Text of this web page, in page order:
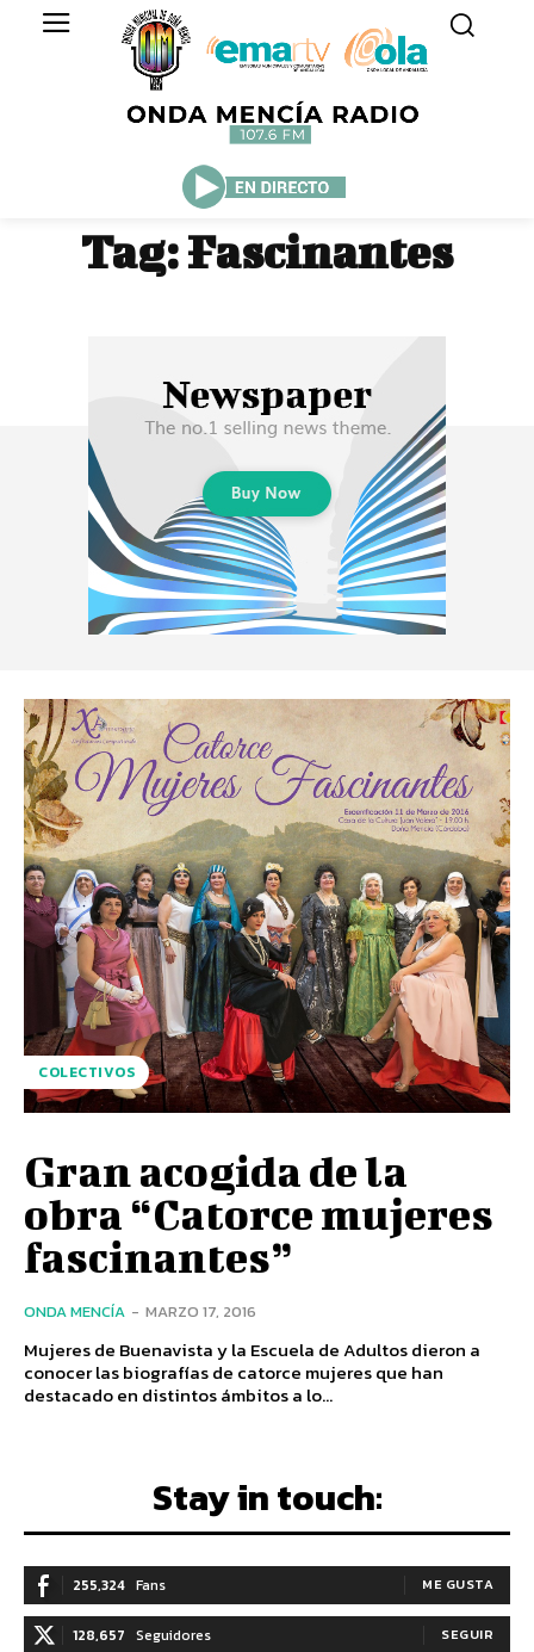
Tag:Fascinantes
COLECTIVOS
Gran acogida de la
obra “Catorce mujeres
fascinantes”
ONDA MENCÍA - MARZO 17, 2016
Mujeres de Buenavista y la Escuela de Adultos dieron a
conocer las biografías de catorce mujeres que han
destacado en distintos ámbitos a lo...
Stay in touch:
255,324 Fans ME GUSTA
128,657 Seguidores SEGUIR